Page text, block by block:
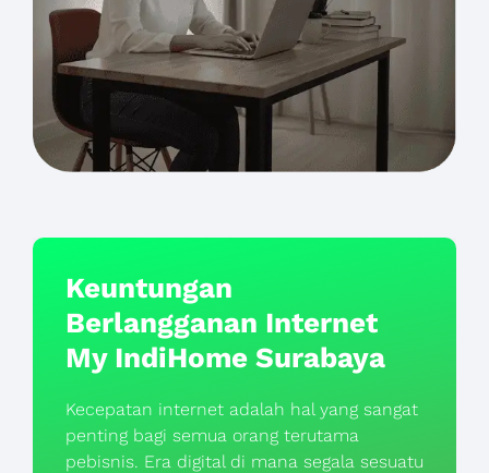
Keuntungan
Berlangganan Internet
My IndiHome Surabaya
Kecepatan internet adalah hal yang sangat
penting bagi semua orang terutama
pebisnis. Era digital di mana segala sesuatu